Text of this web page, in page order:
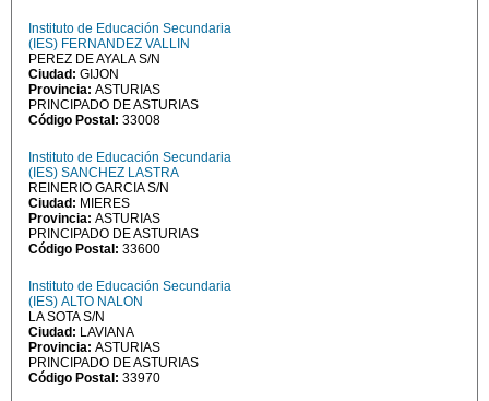
Instituto de Educación Secundaria
(IES) FERNANDEZ VALLIN
PEREZ DE AYALA S/N
Ciudad: GIJON
Provincia: ASTURIAS
PRINCIPADO DE ASTURIAS
Código Postal: 33008
Instituto de Educación Secundaria
(IES) SANCHEZ LASTRA
REINERIO GARCIA S/N
Ciudad: MIERES
Provincia: ASTURIAS
PRINCIPADO DE ASTURIAS
Código Postal: 33600
Instituto de Educación Secundaria
(IES) ALTO NALON
LA SOTA S/N
Ciudad: LAVIANA
Provincia: ASTURIAS
PRINCIPADO DE ASTURIAS
Código Postal: 33970